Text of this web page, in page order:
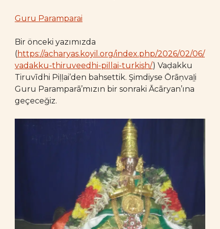
Guru Paramparai
Bir önceki yazımızda
(https://acharyas.koyil.org/index.php/2026/02/06/
vadakku-thiruveedhi-pillai-turkish/) Vaḍakku
Tiruvīdhi Piḷḷai’den bahsettik. Şimdiyse Ōrāṇvaḻi
Guru Paramparā’mızın bir sonraki Ācāryan’ına
geçeceğiz.